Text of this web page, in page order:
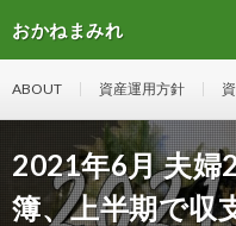
おかねまみれ
ABOUT 資産運用方針
2021年6月 夫婦
簿、上半期で収